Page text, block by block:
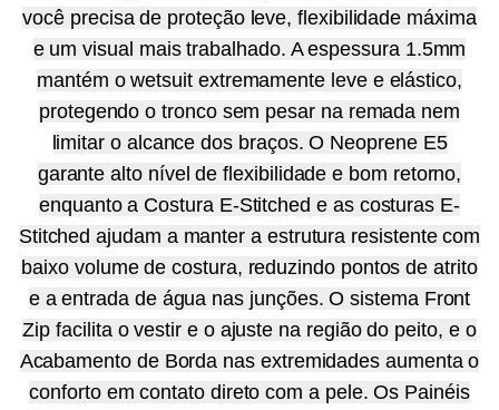
você precisa de proteção leve, flexibilidade máxima
e um visual mais trabalhado. A espessura 1.5mm
mantém o wetsuit extremamente leve e elástico,
protegendo o tronco sem pesar na remada nem
limitar o alcance dos braços. O Neoprene E5
garante alto nível de flexibilidade e bom retorno,
enquanto a Costura E-Stitched e as costuras E-
Stitched ajudam a manter a estrutura resistente com
baixo volume de costura, reduzindo pontos de atrito
e a entrada de água nas junções. O sistema Front
Zip facilita o vestir e o ajuste na região do peito, e o
Acabamento de Borda nas extremidades aumenta o
conforto em contato direto com a pele. Os Painéis